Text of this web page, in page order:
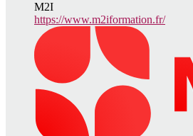
M2I
https://www.m2iformation.fr/